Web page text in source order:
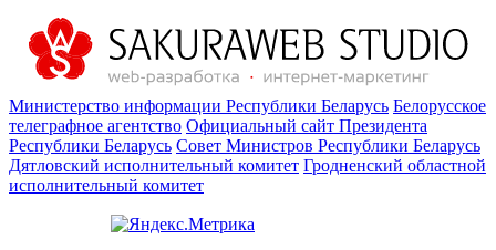
Министерство информации Республики Беларусь Белорусское
телеграфное агентство Официальный сайт Президента
Республики Беларусь Совет Министров Республики Беларусь
Дятловский исполнительный комитет Гродненский областной
исполнительный комитет